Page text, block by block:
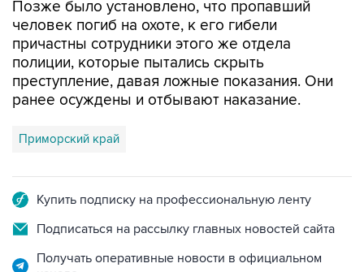
причастны сотрудники этого же отдела
полиции, которые пытались скрыть
преступление, давая ложные показания. Они
ранее осуждены и отбывают наказание.
Приморский край
Подписаться на рассылку главных новостей сайта
Получать оперативные новости в официальном